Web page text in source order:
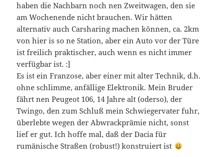
haben die Nachbarn noch nen Zweitwagen, den sie
am Wochenende nicht brauchen. Wir hätten
alternativ auch Carsharing machen können, ca. 2km
von hier is so ne Station, aber ein Auto vor der Türe
ist freilich praktischer, auch wenn es nicht immer
verfügbar ist. :]
Es ist ein Franzose, aber einer mit alter Technik, d.h.
ohne schlimme, anfällige Elektronik. Mein Bruder
fährt nen Peugeot 106, 14 Jahre alt (oderso), der
Twingo, den zum Schluß mein Schwiegervater fuhr,
überlebte wegen der Abwrackprämie nicht, sonst
lief er gut. Ich hoffe mal, daß der Dacia für
rumänische Straßen (robust!) konstruiert ist